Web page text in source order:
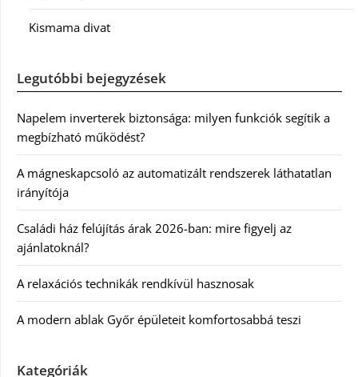
Kismama divat
Legutóbbi bejegyzések
Napelem inverterek biztonsága: milyen funkciók segítik a
megbízható működést?
A mágneskapcsoló az automatizált rendszerek láthatatlan
irányítója
Családi ház felújítás árak 2026-ban: mire figyelj az
ajánlatoknál?
A relaxációs technikák rendkívül hasznosak
A modern ablak Győr épületeit komfortosabbá teszi
Kategóriák